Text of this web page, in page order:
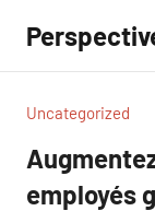
contenu
Uncategorized
employés